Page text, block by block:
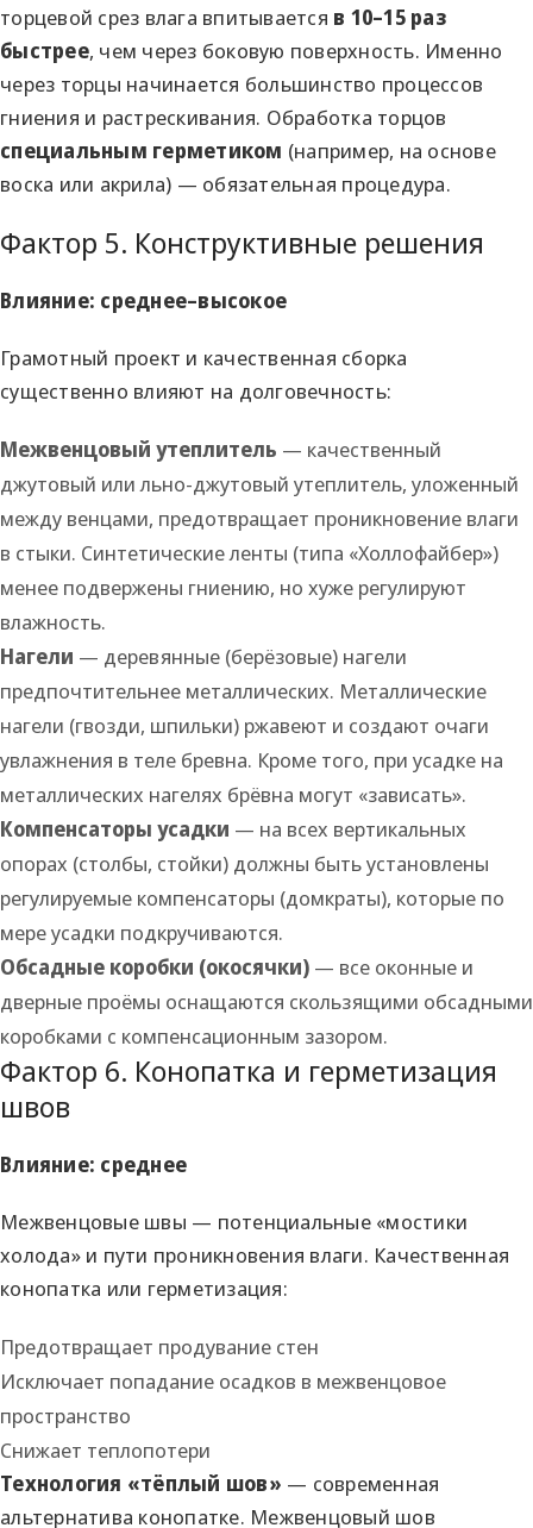
торцевой срез влага впитывается в 10–15 раз
быстрее, чем через боковую поверхность. Именно
через торцы начинается большинство процессов
гниения и растрескивания. Обработка торцов
специальным герметиком (например, на основе
воска или акрила) — обязательная процедура.
Фактор 5. Конструктивные решения
Влияние: среднее–высокое
Грамотный проект и качественная сборка
существенно влияют на долговечность:
Межвенцовый утеплитель — качественный
джутовый или льно-джутовый утеплитель, уложенный
между венцами, предотвращает проникновение влаги
в стыки. Синтетические ленты (типа «Холлофайбер»)
менее подвержены гниению, но хуже регулируют
влажность.
Нагели — деревянные (берёзовые) нагели
предпочтительнее металлических. Металлические
нагели (гвозди, шпильки) ржавеют и создают очаги
увлажнения в теле бревна. Кроме того, при усадке на
металлических нагелях брёвна могут «зависать».
Компенсаторы усадки — на всех вертикальных
опорах (столбы, стойки) должны быть установлены
регулируемые компенсаторы (домкраты), которые по
мере усадки подкручиваются.
Обсадные коробки (окосячки) — все оконные и
дверные проёмы оснащаются скользящими обсадными
коробками с компенсационным зазором.
Фактор 6. Конопатка и герметизация
швов
Влияние: среднее
Межвенцовые швы — потенциальные «мостики
холода» и пути проникновения влаги. Качественная
конопатка или герметизация:
Предотвращает продувание стен
Исключает попадание осадков в межвенцовое
пространство
Снижает теплопотери
Технология «тёплый шов» — современная
альтернатива конопатке. Межвенцовый шов